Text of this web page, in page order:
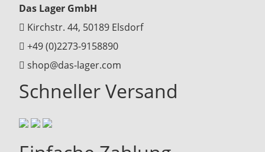
Das Lager GmbH
Kirchstr. 44, 50189 Elsdorf
+49 (0)2273-9158890
shop@das-lager.com
Schneller Versand